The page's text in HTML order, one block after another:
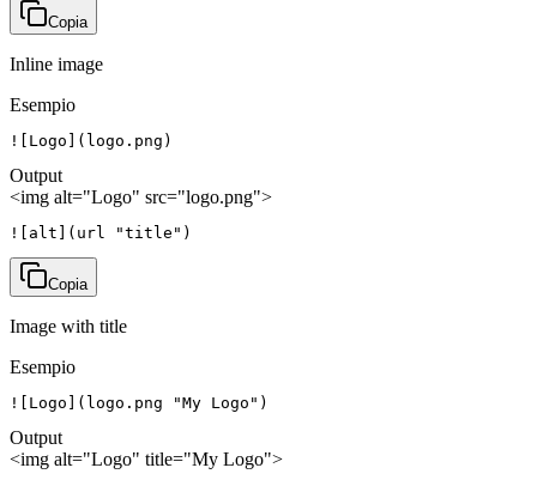
Copia
Inline image
Esempio
![Logo](logo.png)
Output
<img alt="Logo" src="logo.png">
![alt](url "title")
Copia
Image with title
Esempio
![Logo](logo.png "My Logo")
Output
<img alt="Logo" title="My Logo">